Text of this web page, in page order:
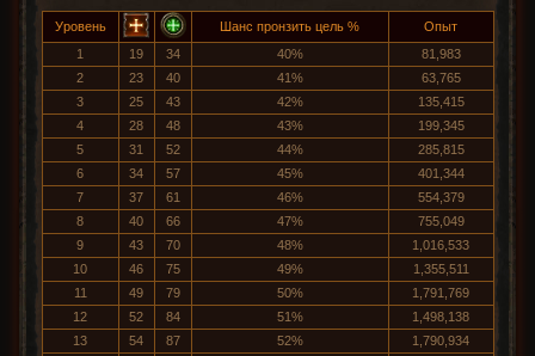
Уровень Шанс пронзить цель %
Опыт
1
19 34 40%
81,983
2
23 40 41%
63,765
3
25 43 42%
135,415
4
28 48 43%
199,345
5
31 52 44%
285,815
6
34 57 45%
401,344
7
37 61 46%
554,379
8
40 66 47%
755,049
9
43 70 48%
1,016,533
10
46 75 49%
1,355,511
11
49 79 50%
1,791,769
12
52 84 51%
1,498,138
13
54 87 52%
1,790,934